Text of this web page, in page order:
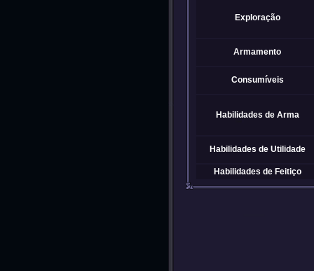
Exploração
Armamento
Consumíveis
Habilidades de Arma
Habilidades de Utilidade
Habilidades de Feitiço